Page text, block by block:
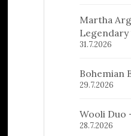
Martha
Legendary
31.7.2026
Bohemian
29.7.2026
Wooli Duo
28.7.2026